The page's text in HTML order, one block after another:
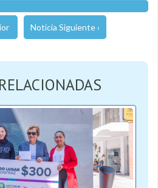
Noticia Siguiente ›